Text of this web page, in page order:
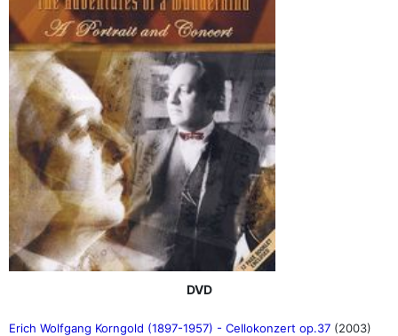
DVD
Erich Wolfgang Korngold (1897-1957) - Cellokonzert op.37 (2003)